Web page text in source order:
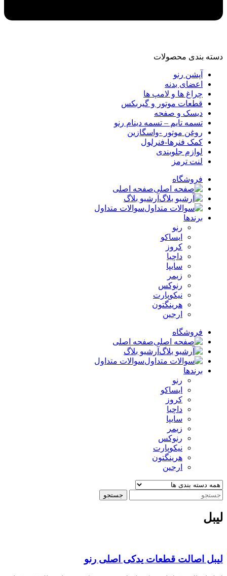
دسته‌ بندی محصولات
آپشن رنو
اعضای بدنه
چراغ ها و لامپ ها
قطعات موتور و گیربکس
دیسک و صفحه
تسمه تایم – تسمه دینام رنو
روغن موتور -واسگازین
کمک فنرها-فنرلول
لوازم جلوبندی
لنت ترمز
فروشگاه
صفحه اصلی
آرشیو بلاگ
سوالات متداول
برندها
رنو
ایساکو
کروز
داچیا
سایپا
زیمر
رنوکس
نیکوپارت
هرینگتون
ارجین
فروشگاه
صفحه اصلی
آرشیو بلاگ
سوالات متداول
برندها
رنو
ایساکو
کروز
داچیا
سایپا
زیمر
رنوکس
نیکوپارت
هرینگتون
ارجین
جستجو
لیبل
لیبل اصالت قطعات یدکی اصلی رنو